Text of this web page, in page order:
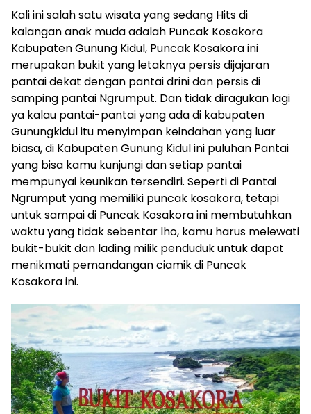
Kali ini salah satu wisata yang sedang Hits di
kalangan anak muda adalah Puncak Kosakora
Kabupaten Gunung Kidul, Puncak Kosakora ini
merupakan bukit yang letaknya persis dijajaran
pantai dekat dengan pantai drini dan persis di
samping pantai Ngrumput. Dan tidak diragukan lagi
ya kalau pantai-pantai yang ada di kabupaten
Gunungkidul itu menyimpan keindahan yang luar
biasa, di Kabupaten Gunung Kidul ini puluhan Pantai
yang bisa kamu kunjungi dan setiap pantai
mempunyai keunikan tersendiri. Seperti di Pantai
Ngrumput yang memiliki puncak kosakora, tetapi
untuk sampai di Puncak Kosakora ini membutuhkan
waktu yang tidak sebentar lho, kamu harus melewati
bukit-bukit dan lading milik penduduk untuk dapat
menikmati pemandangan ciamik di Puncak
Kosakora ini.